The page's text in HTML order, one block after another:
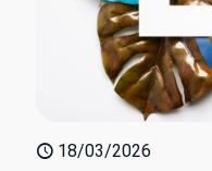
18/03/2026